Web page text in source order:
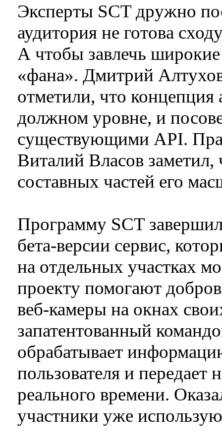
Эксперты SCT дружно
аудитория не готова
А чтобы завлечь
«фана». Дмитрий
отметили, что концепция
должном уровне, и
существующими API.
Виталий Власов заметил,
составных частей его
Программу SCT
бета-версии сервис,
на отдельных участках
проекту помогают
веб-камеры на окнах
запатентованный
обрабатывает
пользователя и
реального времени.
участники уже